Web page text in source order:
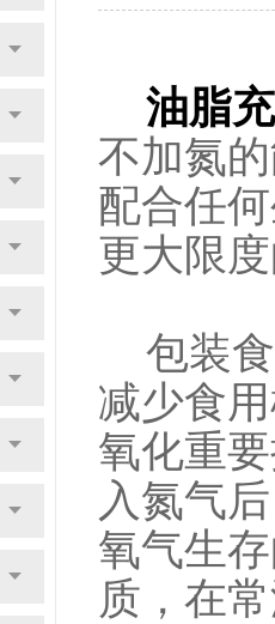
油脂
不加氮
配合任
更大限
包装食
减少食
氧化重
入氮气
氧气生
质，在